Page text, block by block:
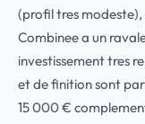
(profil tres modeste),
Combinee a un
investissement tres
et de finition sont
15 000 €